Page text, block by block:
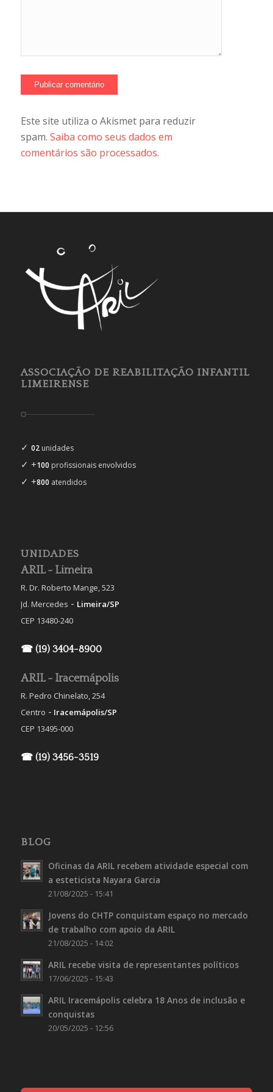
Este site utiliza o Akismet para reduzir
spam. Saiba como seus dados em
comentários são processados.
ASSOCIAÇÃO DE REABILITAÇÃO INFANTIL
LIMEIRENSE
✓ 02unidades
✓ +100 profissionais envolvidos
✓ +800 atendidos
UNIDADES
ARIL - Limeira
R. Dr. Roberto Mange, 523
Jd. Mercedes - Limeira/SP
CEP 13480-240
☎ (19) 3404-8900
ARIL - Iracemápolis
R. Pedro Chinelato, 254
Centro - Iracemápolis/SP
CEP 13495-000
☎ (19) 3456-3519
BLOG
Oficinas da ARIL recebem atividade especial com
a esteticista Nayara Garcia
21/08/2025 - 15:41
Jovens do CHTP conquistam espaço no mercado
de trabalho com apoio da ARIL
21/08/2025 - 14:02
ARIL recebe visita de representantes políticos
17/06/2025 - 15:43
ARIL Iracemápolis celebra 18 Anos de inclusão e
conquistas
20/05/2025 - 12:56